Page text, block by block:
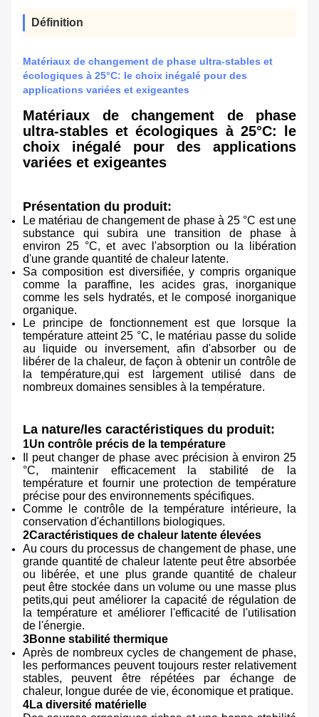
Définition
Matériaux de changement de phase ultra-stables et
écologiques à 25°C: le choix inégalé pour des
applications variées et exigeantes
Matériaux de changement de phase
ultra-stables et écologiques à 25°C: le
choix inégalé pour des applications
variées et exigeantes
Présentation du produit:
Le matériau de changement de phase à 25 °C est une
substance qui subira une transition de phase à
environ 25 °C, et avec l'absorption ou la libération
d'une grande quantité de chaleur latente.
Sa composition est diversifiée, y compris organique
comme la paraffine, les acides gras, inorganique
comme les sels hydratés, et le composé inorganique
organique.
Le principe de fonctionnement est que lorsque la
température atteint 25 °C, le matériau passe du solide
au liquide ou inversement, afin d'absorber ou de
libérer de la chaleur, de façon à obtenir un contrôle de
la température,qui est largement utilisé dans de
nombreux domaines sensibles à la température.
La nature/les caractéristiques du produit:
1Un contrôle précis de la température
Il peut changer de phase avec précision à environ 25
°C, maintenir efficacement la stabilité de la
température et fournir une protection de température
précise pour des environnements spécifiques.
Comme le contrôle de la température intérieure, la
conservation d'échantillons biologiques.
2Caractéristiques de chaleur latente élevées
Au cours du processus de changement de phase, une
grande quantité de chaleur latente peut être absorbée
ou libérée, et une plus grande quantité de chaleur
peut être stockée dans un volume ou une masse plus
petits,qui peut améliorer la capacité de régulation de
la température et améliorer l'efficacité de l'utilisation
de l'énergie.
3Bonne stabilité thermique
Après de nombreux cycles de changement de phase,
les performances peuvent toujours rester relativement
stables, peuvent être répétées par échange de
chaleur, longue durée de vie, économique et pratique.
4La diversité matérielle